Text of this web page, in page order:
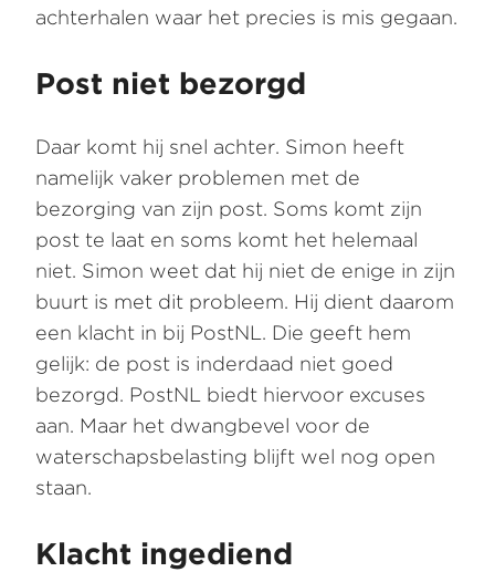
achterhalen waar het precies is mis gegaan.
Post niet bezorgd
Daar komt hij snel achter. Simon heeft
namelijk vaker problemen met de
bezorging van zijn post. Soms komt zijn
post te laat en soms komt het helemaal
niet. Simon weet dat hij niet de enige in zijn
buurt is met dit probleem. Hij dient daarom
een klacht in bij PostNL. Die geeft hem
gelijk: de post is inderdaad niet goed
bezorgd. PostNL biedt hiervoor excuses
aan. Maar het dwangbevel voor de
waterschapsbelasting blijft wel nog open
staan.
Klacht ingediend